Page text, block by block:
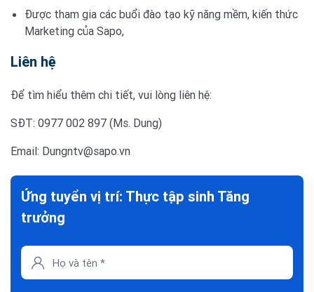
Được tham gia các buổi đào tạo kỹ năng mềm, kiến thức
Marketing của Sapo,
Liên hệ
Để tìm hiểu thêm chi tiết, vui lòng liên hệ:
SĐT: 0977 002 897 (Ms. Dung)
Email: Dungntv@sapo.vn
Ứng tuyển vị trí: Thực tập sinh Tăng
trưởng